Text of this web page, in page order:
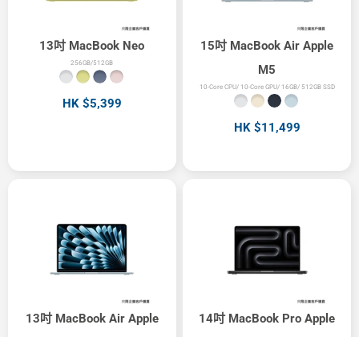
13吋 MacBook Neo
256GB/512GB
HK $5,399
15吋 MacBook Air Apple
M5
10-Core CPU/ 10-Core GPU/ 16GB/ 512GB SSD
HK $11,499
13吋 MacBook Air Apple
14吋 MacBook Pro Apple